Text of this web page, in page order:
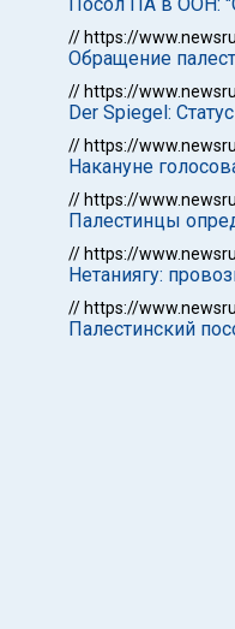
// https://
Обращение
// https://
Der Spiegel:
// https://
Накануне
// https://
Палестинцы
// https://
Нетаниягу:
// https://
Палестинский